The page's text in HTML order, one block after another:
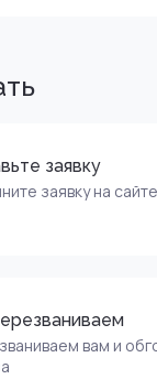
заявку
заявку на
вам и